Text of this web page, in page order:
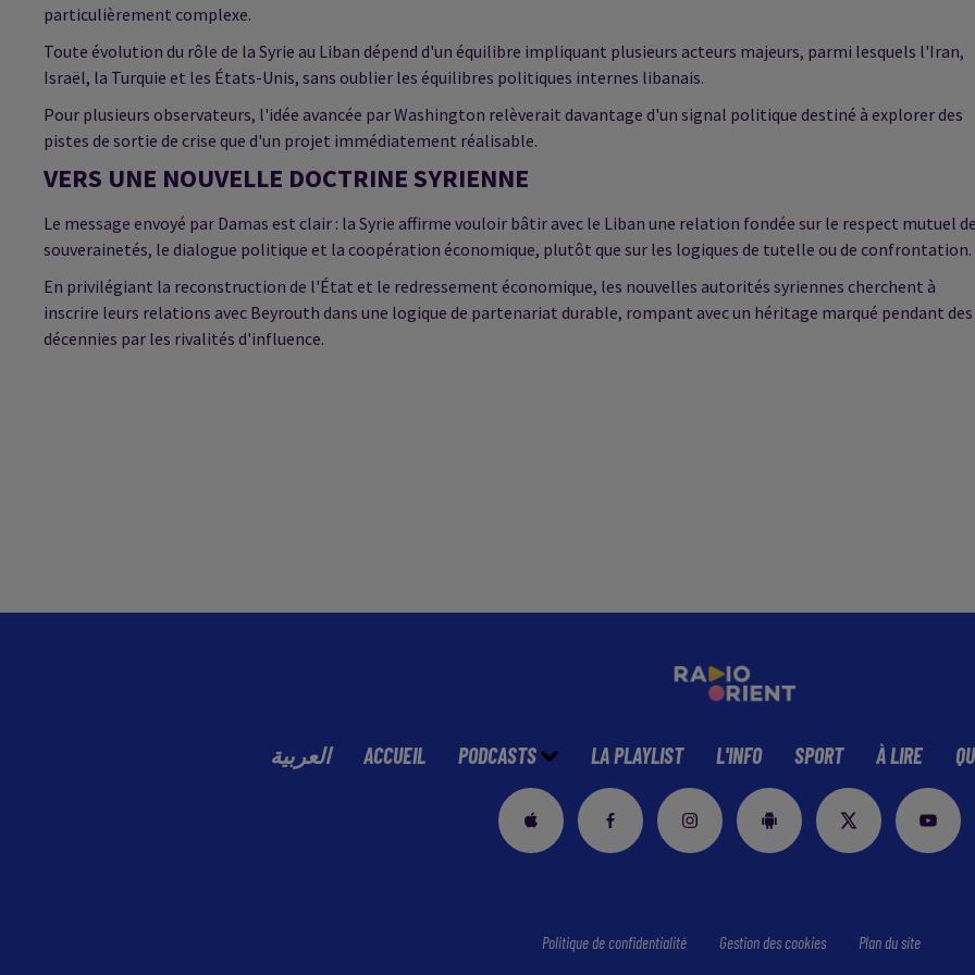
particulièrement complexe.
Toute évolution du rôle de la Syrie au Liban dépend d'un équilibre impliquant plusieurs acteurs majeurs, parmi lesquels l'Iran,
Israël, la Turquie et les États-Unis, sans oublier les équilibres politiques internes libanais.
Pour plusieurs observateurs, l'idée avancée par Washington relèverait davantage d'un signal politique destiné à explorer des
pistes de sortie de crise que d'un projet immédiatement réalisable.
VERS UNE NOUVELLE DOCTRINE SYRIENNE
Le message envoyé par Damas est clair : la Syrie affirme vouloir bâtir avec le Liban une relation fondée sur le respect mutuel
souverainetés, le dialogue politique et la coopération économique, plutôt que sur les logiques de tutelle ou de confrontation.
En privilégiant la reconstruction de l'État et le redressement économique, les nouvelles autorités syriennes cherchent à
inscrire leurs relations avec Beyrouth dans une logique de partenariat durable, rompant avec un héritage marqué pendant des
décennies par les rivalités d'influence.
العربية ACCUEIL PODCASTS LA PLAYLIST L'INFO SPORT À LIRE
Politique de confidentialité Gestion des cookies Plan du site